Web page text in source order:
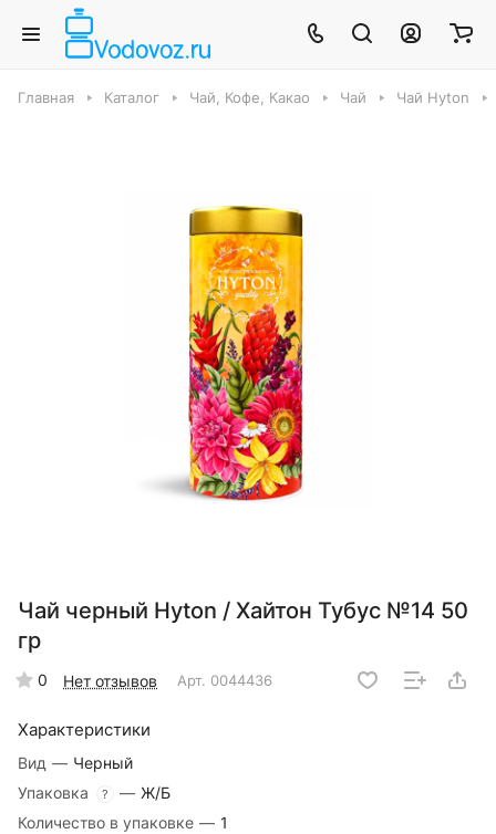
Главная Каталог Чай, Кофе, Какао Чай Чай Hyton
Чай черный Hyton / Хайтон Тубус №14 50
гр
0 Нет отзывов Арт. 0044436
Характеристики
Вид — Черный
Упаковка
? — Ж/Б
Количество в упаковке — 1